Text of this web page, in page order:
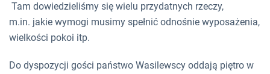
Tam dowiedzieliśmy się wielu przydatnych rzeczy,
m.in. jakie wymogi musimy spełnić odnośnie wyposażenia,
wielkości pokoi itp.
Do dyspozycji gości państwo Wasilewscy oddają piętro w